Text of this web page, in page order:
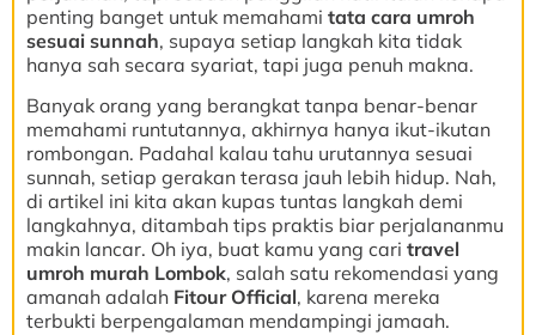
penting banget untuk memahami tata cara umroh
sesuai sunnah, supaya setiap langkah kita tidak
hanya sah secara syariat, tapi juga penuh makna.
Banyak orang yang berangkat tanpa benar-benar
memahami runtutannya, akhirnya hanya ikut-ikutan
rombongan. Padahal kalau tahu urutannya sesuai
sunnah, setiap gerakan terasa jauh lebih hidup. Nah,
di artikel ini kita akan kupas tuntas langkah demi
langkahnya, ditambah tips praktis biar perjalananmu
makin lancar. Oh iya, buat kamu yang cari travel
umroh murah Lombok, salah satu rekomendasi yang
amanah adalah Fitour Official, karena mereka
terbukti berpengalaman mendampingi jamaah.